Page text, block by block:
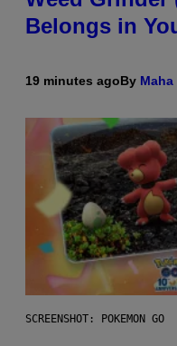
Belongs in
19 minutes agoBy Maha
SCREENSHOT: POKEMON GO